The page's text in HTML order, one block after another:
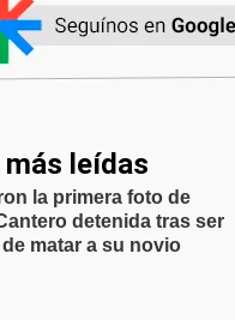
leídas
la primera foto de
detenida tras ser
matar a su novio